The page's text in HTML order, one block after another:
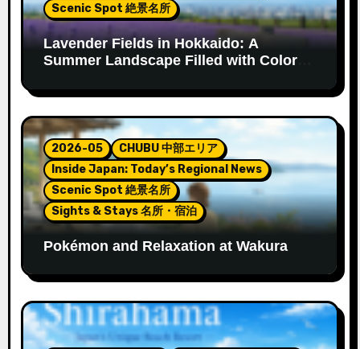
Scenic Spot 絶景名所
Lavender Fields in Hokkaido: A
Summer Landscape Filled with Color
2026-05
CHUBU 中部エリア
Inside Japan: Today’s Regional News
Scenic Spot 絶景名所
Sights & Stays 名所・宿泊
Pokémon and Relaxation at Wakura